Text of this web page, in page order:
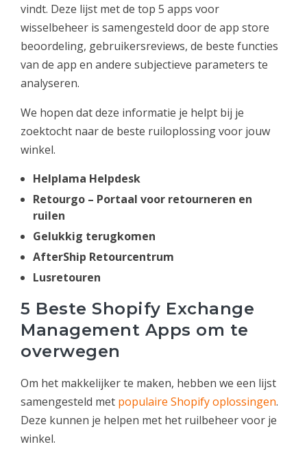
vindt. Deze lijst met de top 5 apps voor
wisselbeheer is samengesteld door de app store
beoordeling, gebruikersreviews, de beste functies
van de app en andere subjectieve parameters te
analyseren.
We hopen dat deze informatie je helpt bij je
zoektocht naar de beste ruiloplossing voor jouw
winkel.
Helplama Helpdesk
Retourgo – Portaal voor retourneren en
ruilen
Gelukkig terugkomen
AfterShip Retourcentrum
Lusretouren
5 Beste Shopify Exchange
Management Apps om te
overwegen
Om het makkelijker te maken, hebben we een lijst
samengesteld met populaire Shopify oplossingen.
Deze kunnen je helpen met het ruilbeheer voor je
winkel.